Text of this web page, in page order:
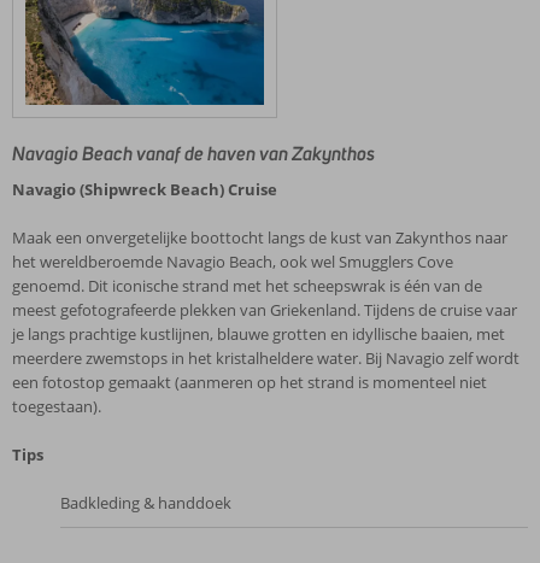
Navagio Beach vanaf de haven van Zakynthos
Navagio (Shipwreck Beach) Cruise
Maak een onvergetelijke boottocht langs de kust van Zakynthos naar
het wereldberoemde Navagio Beach, ook wel Smugglers Cove
genoemd. Dit iconische strand met het scheepswrak is één van de
meest gefotografeerde plekken van Griekenland. Tijdens de cruise vaar
je langs prachtige kustlijnen, blauwe grotten en idyllische baaien, met
meerdere zwemstops in het kristalheldere water. Bij Navagio zelf wordt
een fotostop gemaakt (aanmeren op het strand is momenteel niet
toegestaan).
Tips
Badkleding & handdoek